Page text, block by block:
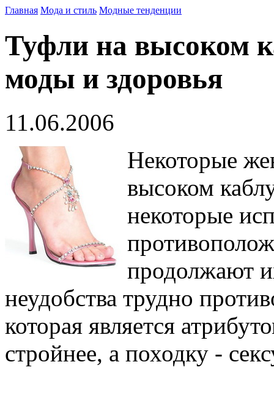
Главная Мода и стиль Модные тенденции
Туфли на высоком
моды и здоровья
11.06.2006
Некоторые
высоком
некоторые
продолжают
неудобства трудно
которая является
стройнее, а походку -